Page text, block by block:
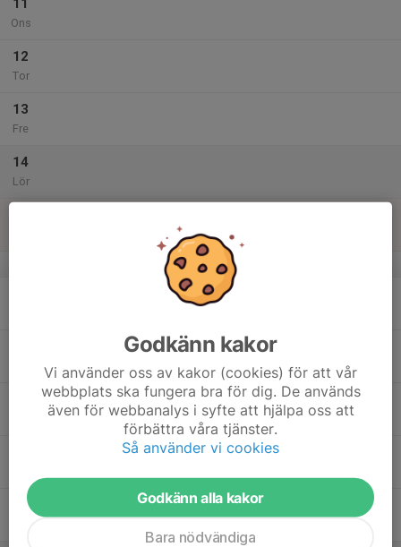
11
Ons
12
Tor
13
Fre
14
Lör
v.47
20
Godkänn kakor
Vi använder oss av kakor (cookies) för att vår
webbplats ska fungera bra för dig. De används
även för webbanalys i syfte att hjälpa oss att
förbättra våra tjänster.
Så använder vi cookies
Godkänn alla kakor
Bara nödvändiga